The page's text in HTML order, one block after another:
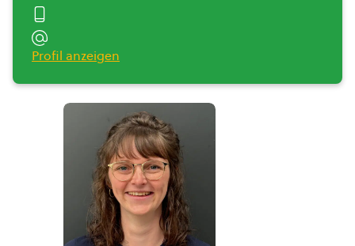
Profil anzeigen